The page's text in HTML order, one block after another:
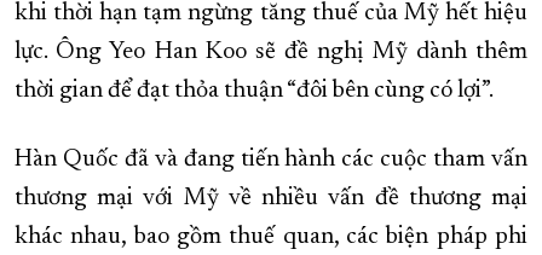
khi thời hạn tạm ngừng tăng thuế của Mỹ hết hiệu
lực. Ông Yeo Han Koo sẽ đề nghị Mỹ dành thêm
thời gian để đạt thỏa thuận “đôi bên cùng có lợi”.
Hàn Quốc đã và đang tiến hành các cuộc tham vấn
thương mại với Mỹ về nhiều vấn đề thương mại
khác nhau, bao gồm thuế quan, các biện pháp phi